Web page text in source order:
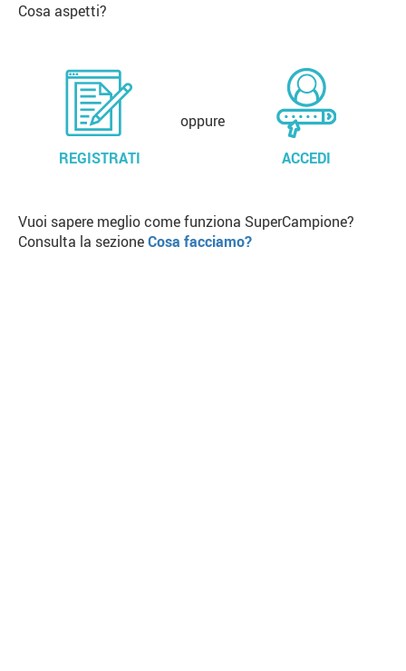
Cosa aspetti?
REGISTRATI
oppure
ACCEDI
Vuoi sapere meglio come funziona SuperCampione?
Consulta la sezioneCosa facciamo?